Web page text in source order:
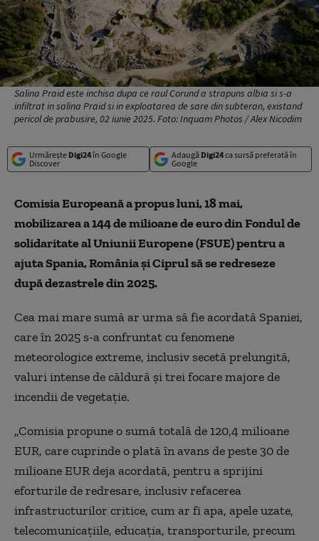
Salina Praid este inchisa dupa ce raul Corund a strapuns albia si s-a
infiltrat in salina Praid si in exploatarea de sare din subteran, existand
pericol de prabusire, 02 iunie 2025. Foto: Inquam Photos / Alex Nicodim
Urmărește Digi24în Google
Discover
Adaugă Digi24ca sursă preferată în
Google
Comisia Europeană a propus luni, 18 mai,
mobilizarea a 144 de milioane de euro din Fondul de
solidaritate al Uniunii Europene (FSUE) pentru a
ajuta Spania, România și Ciprul să se redreseze
după dezastrele din 2025.
Cea mai mare sumă ar urma să fie acordată Spaniei,
care în 2025 s-a confruntat cu fenomene
meteorologice extreme, inclusiv secetă prelungită,
valuri intense de căldură şi trei focare majore de
incendii de vegetaţie.
„Comisia propune o sumă totală de 120,4 milioane
EUR, care cuprinde o plată în avans de peste 30 de
milioane EUR deja acordată, pentru a sprijini
eforturile de redresare, inclusiv refacerea
infrastructurilor critice, cum ar fi apa, apele uzate,
telecomunicațiile, educația, transporturile, precum